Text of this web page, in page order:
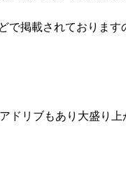
り扱いについて
掲載されておりま
リブもあり大盛り上